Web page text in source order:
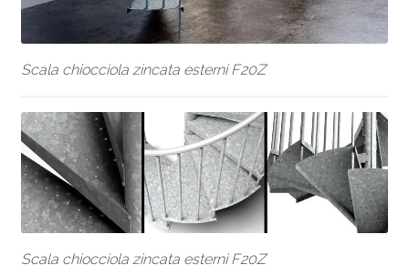
Scala chiocciola zincata esterni F20Z
Scala chiocciola zincata esterni F20Z